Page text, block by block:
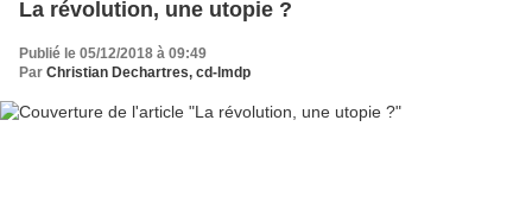
La révolution, une utopie ?
Publié le 05/12/2018 à 09:49
Par Christian Dechartres, cd-lmdp